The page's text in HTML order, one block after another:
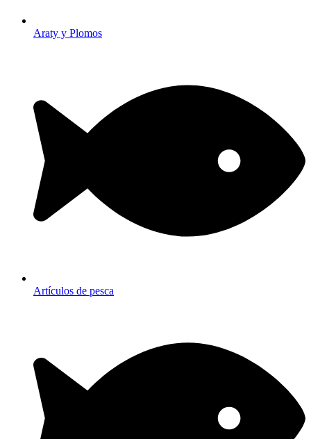
Araty y Plomos
Artículos de pesca